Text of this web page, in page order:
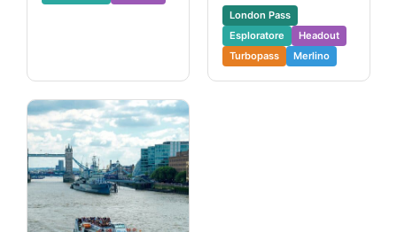
London Pass
Esploratore
Headout
Turbopass
Merlino